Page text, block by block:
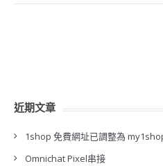
近期文章
1shop 免費網址已調整為
Omnichat Pixel串接